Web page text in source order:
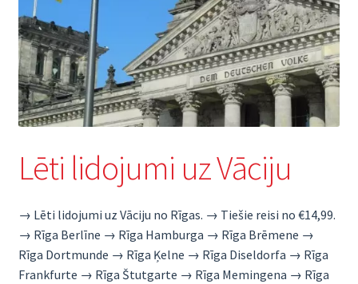
Lēti lidojumi uz Vāciju
→ Lēti lidojumi uz Vāciju no Rīgas. → Tiešie reisi no €14,99.
→ Rīga Berlīne → Rīga Hamburga → Rīga Brēmene →
Rīga Dortmunde → Rīga Ķelne → Rīga Diseldorfa → Rīga
Frankfurte → Rīga Štutgarte → Rīga Memingena → Rīga